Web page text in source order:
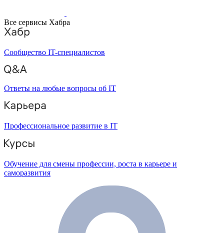
Все сервисы Хабра
Сообщество IT-специалистов
Ответы на любые вопросы об IT
Профессиональное развитие в IT
Обучение для смены профессии, роста в карьере и
саморазвития